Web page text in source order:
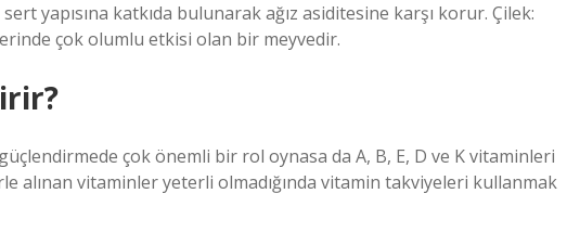
yapısına katkıda bulunarak ağız asiditesine karşı korur. Çilek:
çok olumlu etkisi olan bir meyvedir.
çok önemli bir rol oynasa da A, B, E, D ve K vitaminleri
alınan vitaminler yeterli olmadığında vitamin takviyeleri kullanmak